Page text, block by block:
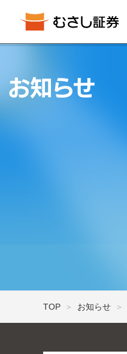
お知らせ
TOP お知らせ